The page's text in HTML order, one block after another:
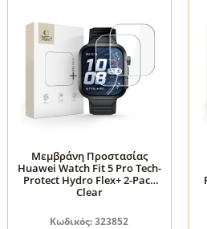
Μεμβράνη Προστασίας
Huawei Watch Fit 5 Pro Tech-
Protect Hydro Flex+ 2-Pack
Clear
Κωδικός: 323852